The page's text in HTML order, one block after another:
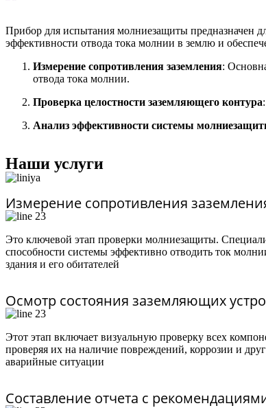
Прибор для испытания молниезащиты предназначен
эффективности отвода тока молнии в землю и
Измерение сопротивления заземления:
отвода тока молнии.
Проверка целостности заземляющего контура
Анализ эффективности системы
Наши услуги
Измерение сопротивления
Это ключевой этап проверки молниезащиты.
способности системы эффективно отводить ток
здания и его обитателей
Осмотр состояния заземляющих
Этот этап включает визуальную проверку всех
проверяя их на наличие повреждений, коррозии и
аварийные ситуации
Составление отчета с